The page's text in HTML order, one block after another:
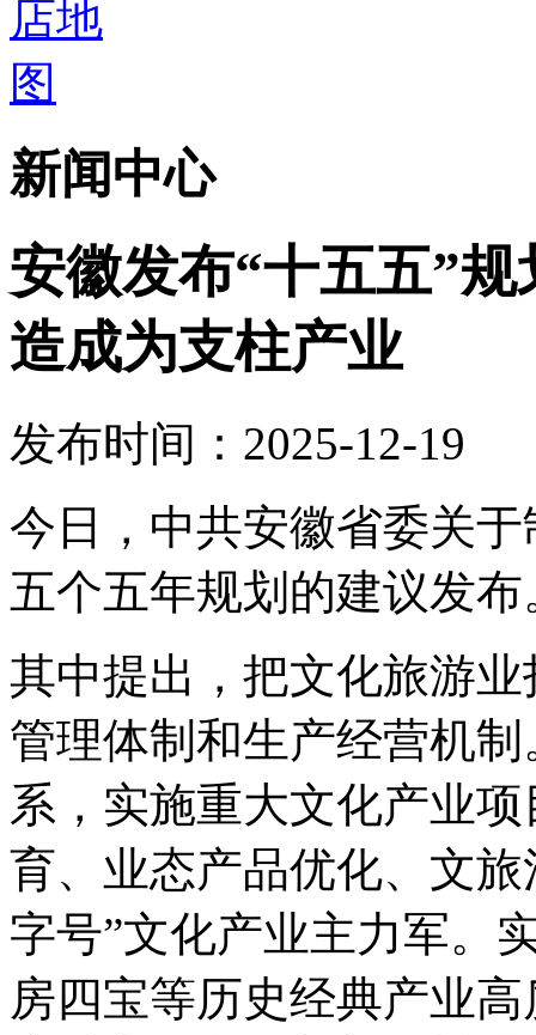
新闻中心
安徽发布“十五五”
造成为支柱产业
发布时间：2025-12-19
今日，中共安徽省委关
五个五年规划的建议发布
其中提出，把文化旅游
管理体制和生产经营机
系，实施重大文化产业
育、业态产品优化、文
字号”文化产业主力军。
房四宝等历史经典产业